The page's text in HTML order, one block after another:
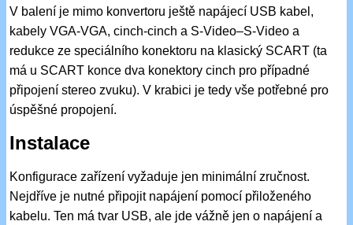
V balení je mimo konvertoru ještě napájecí USB kabel,
kabely VGA-VGA, cinch-cinch a S-Video–S-Video a
redukce ze speciálního konektoru na klasický SCART (ta
má u SCART konce dva konektory cinch pro případné
připojení stereo zvuku). V krabici je tedy vše potřebné pro
úspěšné propojení.
Instalace
Konfigurace zařízení vyžaduje jen minimální zručnost.
Nejdříve je nutné připojit napájení pomocí přiloženého
kabelu. Ten má tvar USB, ale jde vážně jen o napájení a